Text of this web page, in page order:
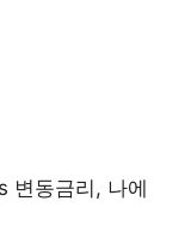
변동금리, 나에